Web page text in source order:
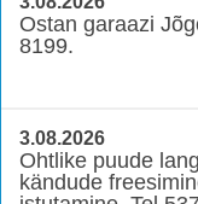
Ostan garaazi
8199.
3.08.2026
Ohtlike puude
kändude